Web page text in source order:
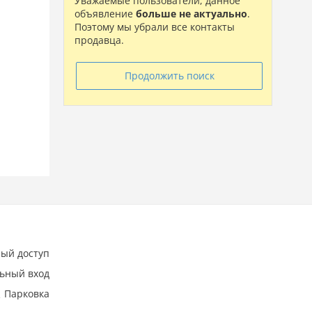
объявление больше не актуально.
Поэтому мы убрали все контакты
продавца.
Продолжить поиск
доступ
вход
Парковка